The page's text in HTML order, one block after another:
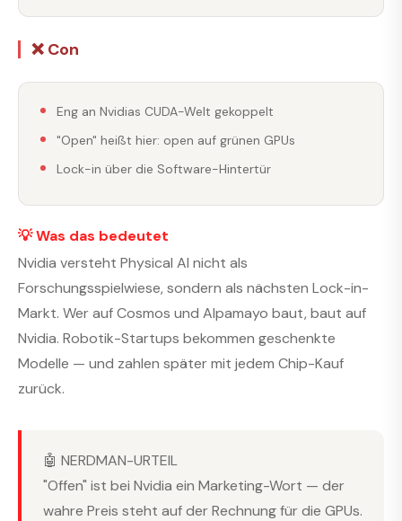
❌ Con
Eng an Nvidias CUDA-Welt gekoppelt
"Open" heißt hier: open auf grünen GPUs
Lock-in über die Software-Hintertür
💡 Was das bedeutet
Nvidia versteht Physical AI nicht als
Forschungsspielwiese, sondern als nächsten Lock-in-
Markt. Wer auf Cosmos und Alpamayo baut, baut auf
Nvidia. Robotik-Startups bekommen geschenkte
Modelle — und zahlen später mit jedem Chip-Kauf
zurück.
🤖 NERDMAN-URTEIL
"Offen" ist bei Nvidia ein Marketing-Wort — der
wahre Preis steht auf der Rechnung für die GPUs.